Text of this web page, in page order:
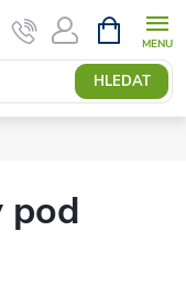
HLEDAT
NÁKUPNÍ
KOŠÍK
pod